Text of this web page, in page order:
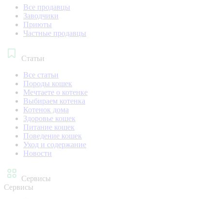
Все продавцы
Заводчики
Приюты
Частные продавцы
Статьи
Все статьи
Породы кошек
Мечтаете о котенке
Выбираем котенка
Котенок дома
Здоровье кошек
Питание кошек
Поведение кошек
Уход и содержание
Новости
Сервисы
Сервисы